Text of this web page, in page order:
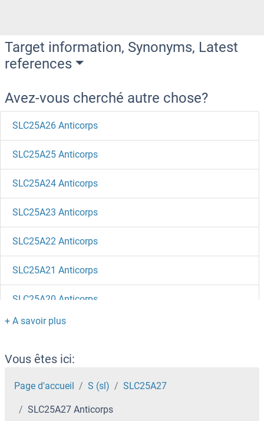
Target information, Synonyms, Latest
references
Avez-vous cherché autre chose?
SLC25A26 Anticorps
SLC25A25 Anticorps
SLC25A24 Anticorps
SLC25A23 Anticorps
SLC25A22 Anticorps
SLC25A21 Anticorps
SLC25A20 Anticorps
SLC25A2 Anticorps
SLC25A19 Anticorps
SLC25A18 Anticorps
SLC25A17 Anticorps
Vous êtes ici:
Page d'accueil S (sl) SLC25A27
SLC25A27 Anticorps